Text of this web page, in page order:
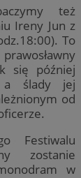
też
Ireny Jun z
To
się później
a ślady jej
od
Festiwalu
zostanie
w